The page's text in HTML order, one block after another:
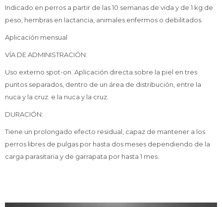
Indicado en perros a partir de las 10 semanas de vida y de 1 kg de
peso, hembras en lactancia, animales enfermos o debilitados.
Aplicación mensual
VÍA DE ADMINISTRACIÓN:
Uso externo spot-on. Aplicación directa sobre la piel en tres
puntos separados, dentro de un área de distribución, entre la
nuca y la cruz. e la nuca y la cruz.
DURACIÓN:
Tiene un prolongado efecto residual, capaz de mantener a los
perros libres de pulgas por hasta dos meses dependiendo de la
carga parasitaria y de garrapata por hasta 1 mes.